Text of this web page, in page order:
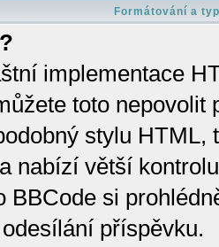
Formátování a
implementace
toto
stylu HTML,
nabízí větší
BBCode si
příspěvku.